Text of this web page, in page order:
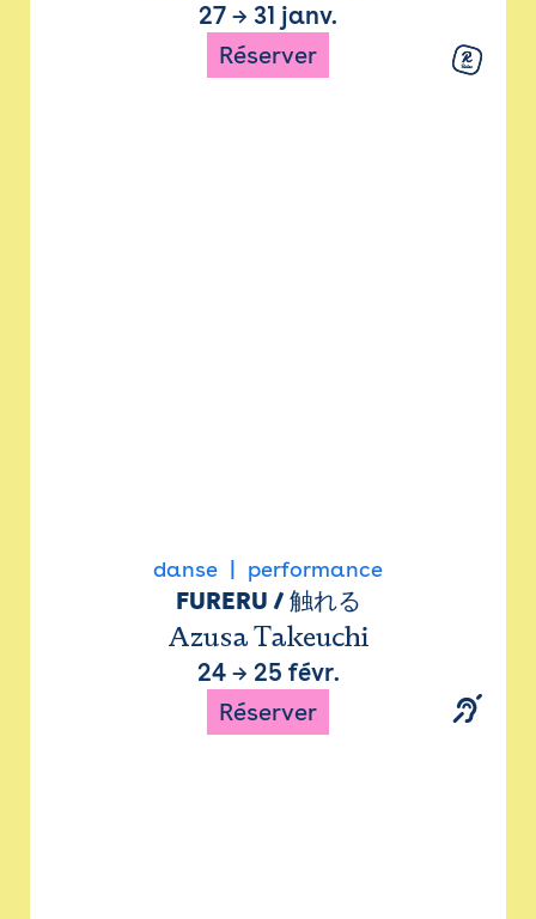
27 → 31 janv.
Réserver
danse performance
FURERU / 触れる
Azusa Takeuchi
24→ 25 févr.
Réserver